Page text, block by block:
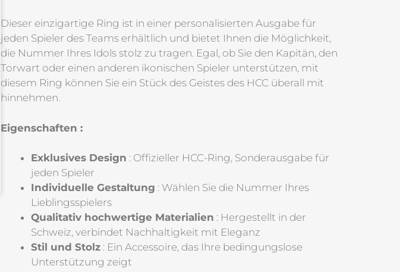
Dieser einzigartige Ring ist in einer personalisierten Ausgabe für
jeden Spieler des Teams erhältlich und bietet Ihnen die Möglichkeit,
die Nummer Ihres Idols stolz zu tragen. Egal, ob Sie den Kapitän, den
Torwart oder einen anderen ikonischen Spieler unterstützen, mit
diesem Ring können Sie ein Stück des Geistes des HCC überall mit
hinnehmen.
Eigenschaften :
Exklusives Design : Offizieller HCC-Ring, Sonderausgabe für
jeden Spieler
Individuelle Gestaltung : Wählen Sie die Nummer Ihres
Lieblingsspielers
Qualitativ hochwertige Materialien : Hergestellt in der
Schweiz, verbindet Nachhaltigkeit mit Eleganz
Stil und Stolz : Ein Accessoire, das Ihre bedingungslose
Unterstützung zeigt